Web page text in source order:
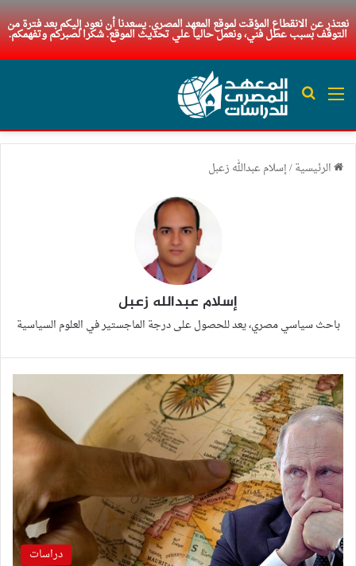
نعتذر عن الانقطاع المؤقت لموقع المعهد المصري. يسعدنا أن نعود إليكم بعد فترة من
التوقف بسبب عطل فني، ونعمل حاليا علي تحديث الموقع. شكرا لصبركم وتفهمكم.
القائمة بحث عن
الرئيسية/إسلام عبدالله زعبل
إسلام عبدالله زعبل
باحث سياسي مصري، يعد للحصول على درجة الماجستير في العلوم السياسية
دراسات